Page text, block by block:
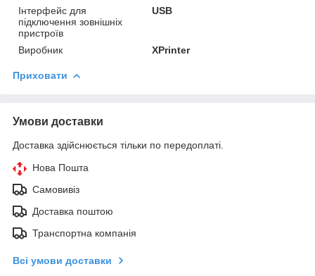
Інтерфейс для
підключення зовнішніх
пристроїв
USB
Виробник XPrinter
Приховати
Умови доставки
Доставка здійснюється тільки по передоплаті.
Нова Пошта
Самовивіз
Доставка поштою
Транспортна компанія
Всі умови доставки